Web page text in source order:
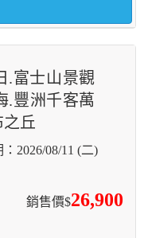
.富士山景觀
.豐洲千客萬
丘
2026/08/11 (二)
銷售價$26,900